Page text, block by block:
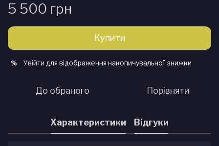
5 500 грн
Купити
% Увійти для відображення накопичувальної знижки
До обраного Порівняти
Характеристики Відгуки